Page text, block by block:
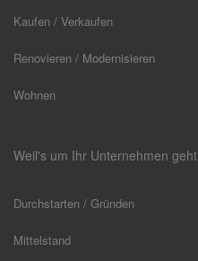
Kaufen / Verkaufen
Renovieren / Modernisieren
Wohnen
Weil's um Ihr Unternehmen geht
Durchstarten / Gründen
Mittelstand